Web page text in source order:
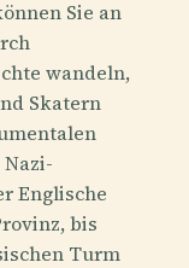
Sie an
wandeln,
Skatern
Englische
bis
Turm